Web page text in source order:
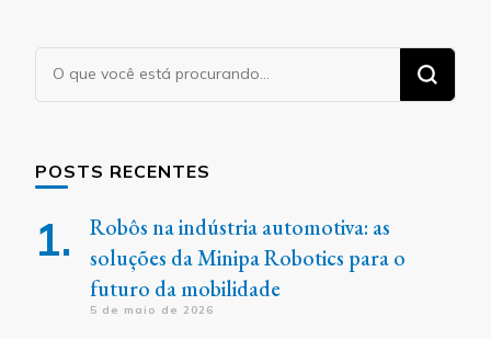
Procurando
algo?
POSTS RECENTES
Robôs na indústria automotiva: as
soluções da Minipa Robotics para o
futuro da mobilidade
5 de maio de 2026